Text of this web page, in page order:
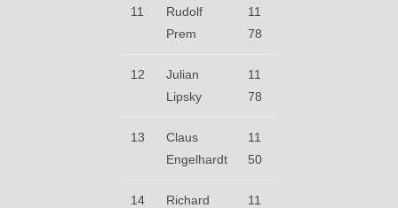
11
Rudolf
Prem
11
78
12
Julian
Lipsky
11
78
13
Claus
Engelhardt
11
50
14
Richard
11